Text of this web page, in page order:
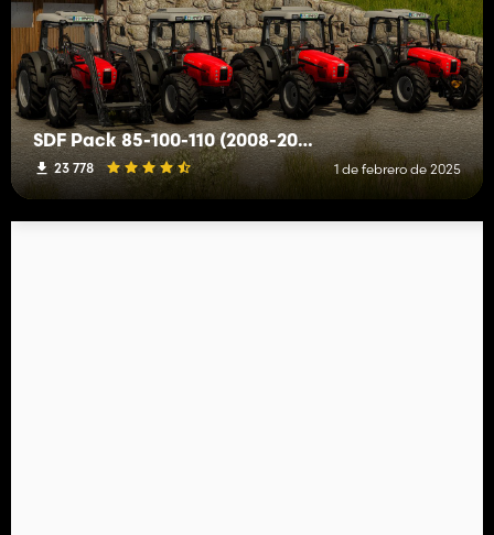
SDF Pack 85-100-110 (2008-2013)
23 778 1 de febrero de 2025